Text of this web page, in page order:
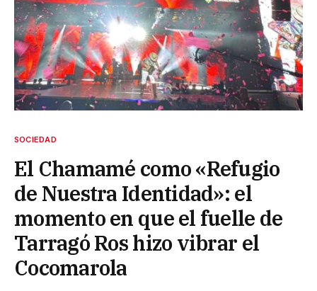
SOCIEDAD
El Chamamé como «Refugio
de Nuestra Identidad»: el
momento en que el fuelle de
Tarragó Ros hizo vibrar el
Cocomarola